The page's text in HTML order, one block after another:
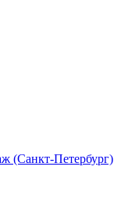
(Санкт-Петербург)